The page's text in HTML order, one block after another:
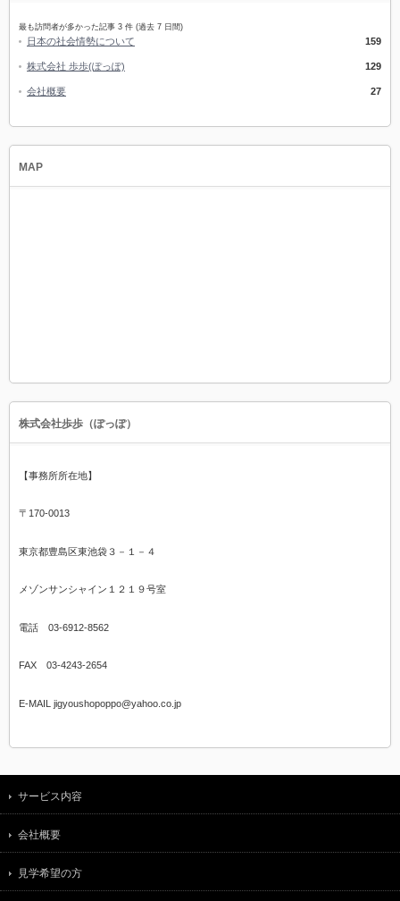
最も訪問者が多かった記事 3 件 (過去 7 日間)
日本の社会情勢について 159
株式会社 歩歩(ぽっぽ) 129
会社概要 27
MAP
株式会社歩歩（ぽっぽ）
【事務所所在地】
〒170-0013
東京都豊島区東池袋３－１－４
メゾンサンシャイン１２１９号室
電話 03-6912-8562
FAX 03-4243-2654
E-MAIL jigyoushopoppo@yahoo.co.jp
サービス内容
会社概要
見学希望の方